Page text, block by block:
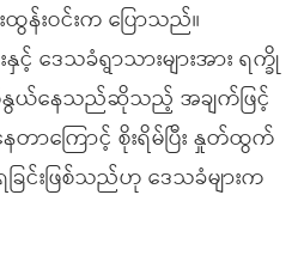
န်းဝင်းက ပြောသည်။
နှင့် ဒေသခံရွာသားများအား ရက္ခို
နွယ်နေသည်ဆိုသည့် အချက်ဖြင့်
ာကြောင့် စိုးရိမ်ပြီး နှုတ်ထွက်
င်းဖြစ်သည်ဟု ဒေသခံများက